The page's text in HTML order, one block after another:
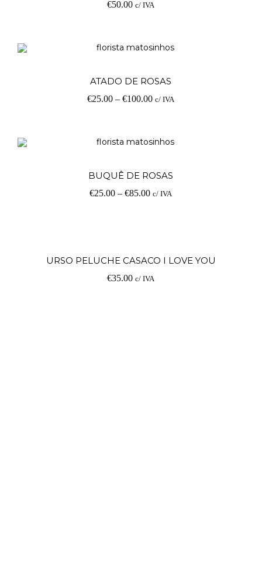
€50.00 c/ IVA
ATADO DE ROSAS
€25.00 –€100.00 c/ IVA
BUQUÊ DE ROSAS
€25.00 –€85.00 c/ IVA
URSO PELUCHE CASACO I LOVE YOU
€35.00 c/ IVA